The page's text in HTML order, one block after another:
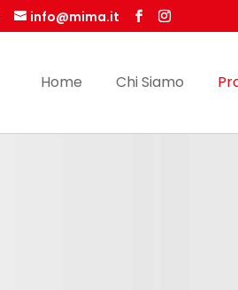
info@mima.it
Home Chi Siamo